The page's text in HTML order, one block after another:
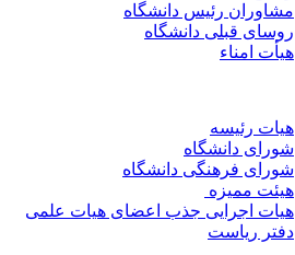
مشاوران رئیس دانشگاه
روسای قبلی دانشگاه
هیأت امناء
هیات رئیسه
شورای دانشگاه
شورای فرهنگی دانشگاه
هیئت ممیزه
هیات اجرایی جذب اعضای هیات علمی
دفتر ریاست